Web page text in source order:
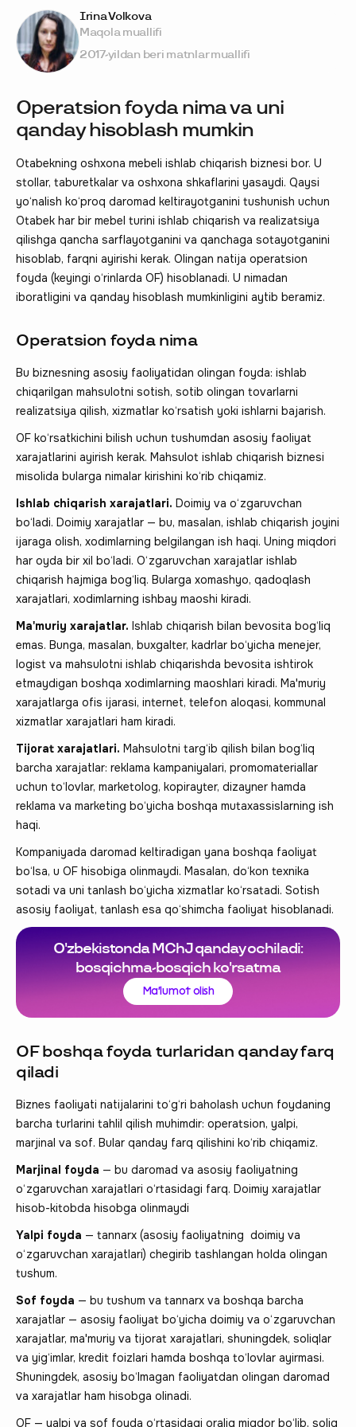
Operatsion foyda nima va uni
qanday hisoblash mumkin
Otabekning oshxona mebeli ishlab chiqarish biznesi bor. U
stollar, taburetkalar va oshxona shkaflarini yasaydi. Qaysi
yo‘nalish ko‘proq daromad keltirayotganini tushunish uchun
Otabek har bir mebel turini ishlab chiqarish va realizatsiya
qilishga qancha sarflayotganini va qanchaga sotayotganini
hisoblab, farqni ayirishi kerak. Olingan natija operatsion
foyda (keyingi o‘rinlarda OF) hisoblanadi. U nimadan
iboratligini va qanday hisoblash mumkinligini aytib beramiz.
Operatsion foyda nima
Bu biznesning asosiy faoliyatidan olingan foyda: ishlab
chiqarilgan mahsulotni sotish, sotib olingan tovarlarni
realizatsiya qilish, xizmatlar ko‘rsatish yoki ishlarni bajarish.
OF ko‘rsatkichini bilish uchun tushumdan asosiy faoliyat
xarajatlarini ayirish kerak. Mahsulot ishlab chiqarish biznesi
misolida bularga nimalar kirishini ko‘rib chiqamiz.
Ishlab chiqarish xarajatlari. Doimiy va o‘zgaruvchan
bo‘ladi. Doimiy xarajatlar — bu, masalan, ishlab chiqarish joyini
ijaraga olish, xodimlarning belgilangan ish haqi. Uning miqdori
har oyda bir xil bo‘ladi. O‘zgaruvchan xarajatlar ishlab
chiqarish hajmiga bog‘liq. Bularga xomashyo, qadoqlash
xarajatlari, xodimlarning ishbay maoshi kiradi.
Ma'muriy xarajatlar. Ishlab chiqarish bilan bevosita bog‘liq
emas. Bunga, masalan, buxgalter, kadrlar bo‘yicha menejer,
logist va mahsulotni ishlab chiqarishda bevosita ishtirok
etmaydigan boshqa xodimlarning maoshlari kiradi. Ma'muriy
xarajatlarga ofis ijarasi, internet, telefon aloqasi, kommunal
xizmatlar xarajatlari ham kiradi.
Tijorat xarajatlari. Mahsulotni targ‘ib qilish bilan bog‘liq
barcha xarajatlar: reklama kampaniyalari, promomateriallar
uchun to‘lovlar, marketolog, kopirayter, dizayner hamda
reklama va marketing bo‘yicha boshqa mutaxassislarning ish
haqi.
Kompaniyada daromad keltiradigan yana boshqa faoliyat
bo‘lsa, u OF hisobiga olinmaydi. Masalan, do‘kon texnika
sotadi va uni tanlash bo‘yicha xizmatlar ko‘rsatadi. Sotish
asosiy faoliyat, tanlash esa qo‘shimcha faoliyat hisoblanadi.
O'zbekistonda MChJ qanday ochiladi:
bosqichma-bosqich ko'rsatma
Ma'lumot olish
OF boshqa foyda turlaridan qanday farq
qiladi
Biznes faoliyati natijalarini to‘g‘ri baholash uchun foydaning
barcha turlarini tahlil qilish muhimdir: operatsion, yalpi,
marjinal va sof. Bular qanday farq qilishini ko‘rib chiqamiz.
Marjinal foyda — bu daromad va asosiy faoliyatning
o‘zgaruvchan xarajatlari o‘rtasidagi farq. Doimiy xarajatlar
hisob-kitobda hisobga olinmaydi
Yalpi foyda — tannarx (asosiy faoliyatning doimiy va
o‘zgaruvchan xarajatlari) chegirib tashlangan holda olingan
tushum.
Sof foyda — bu tushum va tannarx va boshqa barcha
xarajatlar — asosiy faoliyat bo‘yicha doimiy va o‘zgaruvchan
xarajatlar, ma'muriy va tijorat xarajatlari, shuningdek, soliqlar
va yig‘imlar, kredit foizlari hamda boshqa to‘lovlar ayirmasi.
Shuningdek, asosiy bo‘lmagan faoliyatdan olingan daromad
va xarajatlar ham hisobga olinadi.
OF — yalpi va sof foyda o‘rtasidagi oraliq miqdor bo‘lib, soliq
Irina Volkova
Maqola muallifi
2017-yildan beri matnlar muallifi